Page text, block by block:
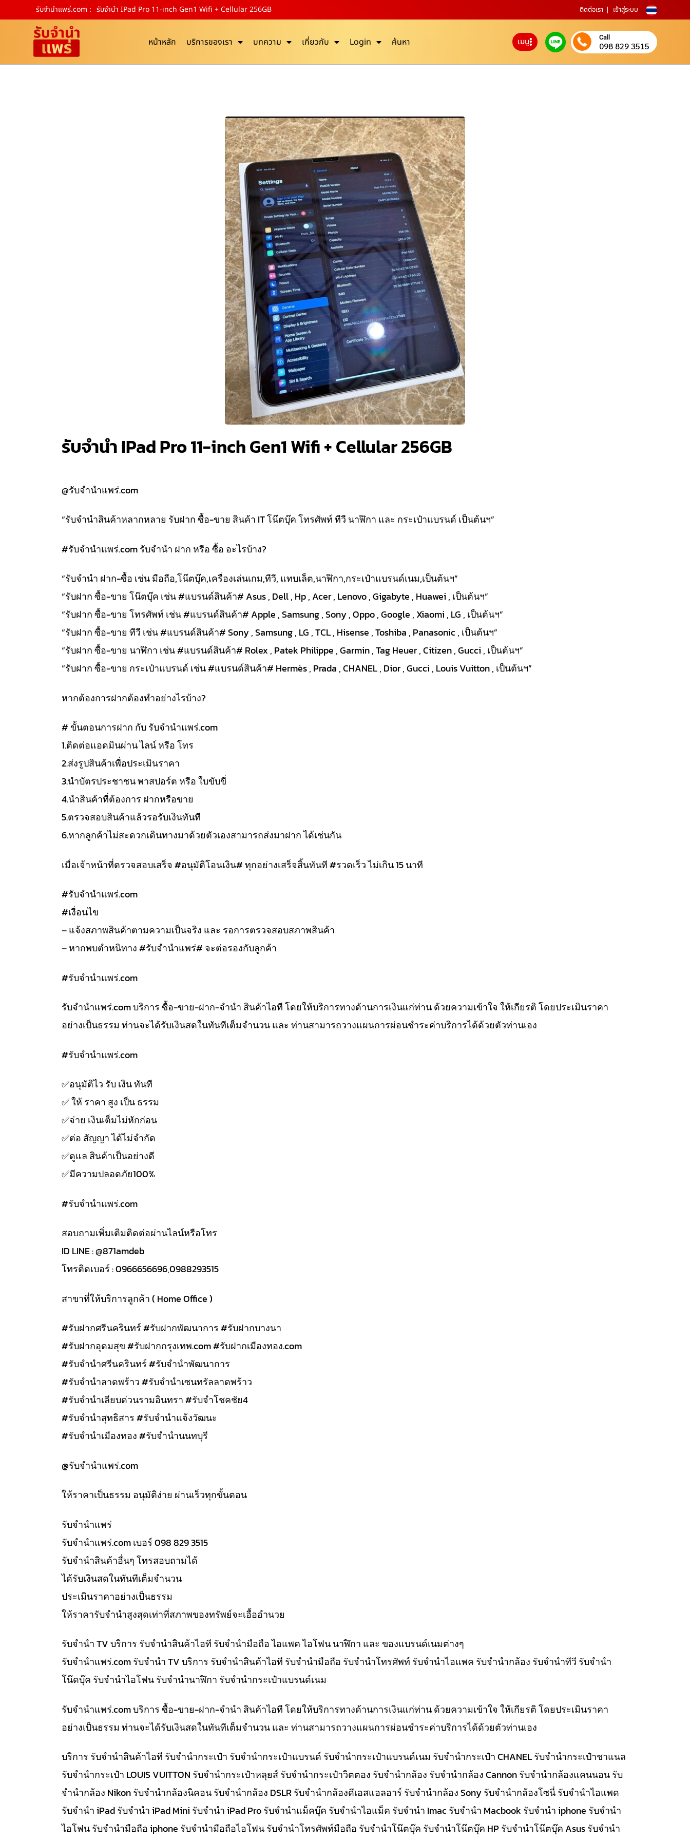
รับจํานําแพร่.com : รับจำนำ IPad Pro 11-inch Gen1 Wifi + Cellular 256GB ติดต่อเรา เข้าสู่ระบบ
หน้าหลัก บริการของเรา บทความ เกี่ยวกับ Login ค้นหา เมนู Call
098 829 3515
รับจำนำ IPad Pro 11-inch Gen1 Wifi + Cellular 256GB
@รับจำนำแพร่.com
“รับจำนำสินค้าหลากหลาย รับฝาก ซื้อ-ขาย สินค้า IT โน๊ตบุ๊ค โทรศัพท์ ทีวี นาฬิกา และ กระเป๋าแบรนด์ เป็นต้นฯ”
#รับจํานําแพร่.com รับจำนำ ฝาก หรือ ซื้อ อะไรบ้าง?
“รับจำนำ ฝาก-ซื้อ เช่น มือถือ,โน๊ตบุ๊ค,เครื่องเล่นเกม,ทีวี, แทบเล็ต,นาฬิกา,กระเป๋าแบรนด์เนม,เป็นต้นฯ”
“รับฝาก ซื้อ-ขาย โน๊ตบุ๊ค เช่น #แบรนด์สินค้า# Asus , Dell , Hp , Acer , Lenovo , Gigabyte , Huawei , เป็นต้นฯ”
“รับฝาก ซื้อ-ขาย โทรศัพท์ เช่น #แบรนด์สินค้า# Apple , Samsung , Sony , Oppo , Google , Xiaomi , LG , เป็นต้นฯ”
“รับฝาก ซื้อ-ขาย ทีวี เช่น #แบรนด์สินค้า# Sony , Samsung , LG , TCL , Hisense , Toshiba , Panasonic , เป็นต้นฯ”
“รับฝาก ซื้อ-ขาย นาฬิกา เช่น #แบรนด์สินค้า# Rolex , Patek Philippe , Garmin , Tag Heuer , Citizen , Gucci , เป็นต้นฯ”
“รับฝาก ซื้อ-ขาย กระเป๋าแบรนด์ เช่น #แบรนด์สินค้า# Hermès , Prada , CHANEL , Dior , Gucci , Louis Vuitton , เป็นต้นฯ”
หากต้องการฝากต้องทำอย่างไรบ้าง?
# ขั้นตอนการฝาก กับ รับจำนำแพร่.com
1.ติดต่อแอดมินผ่าน ไลน์ หรือ โทร
2.ส่งรูปสินค้าเพื่อประเมินราคา
3.นำบัตรประชาชน พาสปอร์ต หรือ ใบขับขี่
4.นำสินค้าที่ต้องการ ฝากหรือขาย
5.ตรวจสอบสินค้าแล้วรอรับเงินทันที
6.หากลูกค้าไม่สะดวกเดินทางมาด้วยตัวเองสามารถส่งมาฝาก ได้เช่นกัน
เมื่อเจ้าหน้าที่ตรวจสอบเสร็จ #อนุมัติโอนเงิน# ทุกอย่างเสร็จสิ้นทันที #รวดเร็ว ไม่เกิน 15 นาที
#รับจํานําแพร่.com
#เงื่อนไข
– แจ้งสภาพสินค้าตามความเป็นจริง และ รอการตรวจสอบสภาพสินค้า
– หากพบตำหนิทาง #รับจำนำแพร่# จะต่อรองกับลูกค้า
#รับจํานําแพร่.com
รับจํานําแพร่.com บริการ ซื้อ-ขาย-ฝาก-จำนำ สินค้าไอที โดยให้บริการทางด้านการเงินแก่ท่าน ด้วยความเข้าใจ ให้เกียรติ โดยประเมินราคา
อย่างเป็นธรรม ท่านจะได้รับเงินสดในทันทีเต็มจำนวน และ ท่านสามารถวางแผนการผ่อนชำระค่าบริการได้ด้วยตัวท่านเอง
#รับจํานําแพร่.com
✅️อนุมัติไว รับ เงิน ทันที
✅️ ให้ ราคา สูง เป็น ธรรม
✅️จ่าย เงินเต็มไม่หักก่อน
✅️ต่อ สัญญา ได้ไม่จำกัด
✅️ดูแล สินค้าเป็นอย่างดี
✅️มีความปลอดภัย100%
#รับจํานําแพร่.com
สอบถามเพิ่มเติมติดต่อผ่านไลน์หรือโทร
ID LINE : @871amdeb
โทรติดเบอร์ : 0966656696,0988293515
สาขาที่ให้บริการลูกค้า ( Home Office )
#รับฝากศรีนครินทร์ #รับฝากพัฒนาการ #รับฝากบางนา
#รับฝากอุดมสุข #รับฝากกรุงเทพ.com #รับฝากเมืองทอง.com
#รับจำนำศรีนครินทร์ #รับจำนำพัฒนาการ
#รับจำนำลาดพร้าว #รับจำนำเซนทรัลลาดพร้าว
#รับจำนำเลียบด่วนรามอินทรา #รับจำโชคชัย4
#รับจำนำสุทธิสาร #รับจำนำแจ้งวัฒนะ
#รับจำนำเมืองทอง #รับจำนำนนทบุรี
@รับจํานําแพร่.com
ให้ราคาเป็นธรรม อนุมัติง่าย ผ่านเร็วทุกขั้นตอน
รับจํานำแพร่
รับจํานําแพร่.com เบอร์ 098 829 3515
รับจำนำสินค้าอื่นๆ โทรสอบถามได้
ได้รับเงินสดในทันทีเต็มจำนวน
ประเมินราคาอย่างเป็นธรรม
ให้ราคารับจำนำสูงสุดเท่าที่สภาพของทรัพย์จะเอื้ออำนวย
รับจำนำ TV บริการ รับจำนำสินค้าไอที รับจำนำมือถือ ไอแพค ไอโฟน นาฬิกา และ ของแบรนด์เนมต่างๆ
รับจํานําแพร่.com รับจำนำ TV บริการ รับจำนำสินค้าไอที รับจำนำมือถือ รับจำนำโทรศัพท์ รับจำนำไอแพค รับจำนำกล้อง รับจำนำทีวี รับจำนำ
โน๊ดบุ๊ค รับจำนำไอโฟน รับจำนำนาฬิกา รับจำนำกระเป๋าแบรนด์เนม
รับจํานําแพร่.com บริการ ซื้อ-ขาย-ฝาก-จำนำ สินค้าไอที โดยให้บริการทางด้านการเงินแก่ท่าน ด้วยความเข้าใจ ให้เกียรติ โดยประเมินราคา
อย่างเป็นธรรม ท่านจะได้รับเงินสดในทันทีเต็มจำนวน และ ท่านสามารถวางแผนการผ่อนชำระค่าบริการได้ด้วยตัวท่านเอง
บริการ รับจำนำสินค้าไอที รับจำนำกระเป๋า รับจำนำกระเป๋าแบรนด์ รับจำนำกระเป๋าแบรนด์เนม รับจำนำกระเป๋า CHANEL รับจำนำกระเป๋าชาแนล
รับจำนำกระเป๋า LOUIS VUITTON รับจำนำกระเป๋าหลุยส์ รับจำนำกระเป๋าวิตตอง รับจำนำกล้อง รับจำนำกล้อง Cannon รับจำนำกล้องแคนนอน รับ
จำนำกล้อง Nikon รับจำนำกล้องนิคอน รับจำนำกล้อง DSLR รับจำนำกล้องดีเอสแอลอาร์ รับจำนำกล้อง Sony รับจำนำกล้องโซนี่ รับจำนำไอแพด
รับจำนำ iPad รับจำนำ iPad Mini รับจำนำ iPad Pro รับจำนำแม็คบุ๊ค รับจำนำไอแม็ค รับจำนำ Imac รับจำนำ Macbook รับจำนำ iphone รับจำนำ
ไอโฟน รับจำนำมือถือ iphone รับจำนำมือถือไอโฟน รับจำนำโทรศัพท์มือถือ รับจำนำโน๊ตบุ๊ค รับจำนำโน๊ตบุ๊ค HP รับจำนำโน๊ตบุ๊ค Asus รับจำนำ